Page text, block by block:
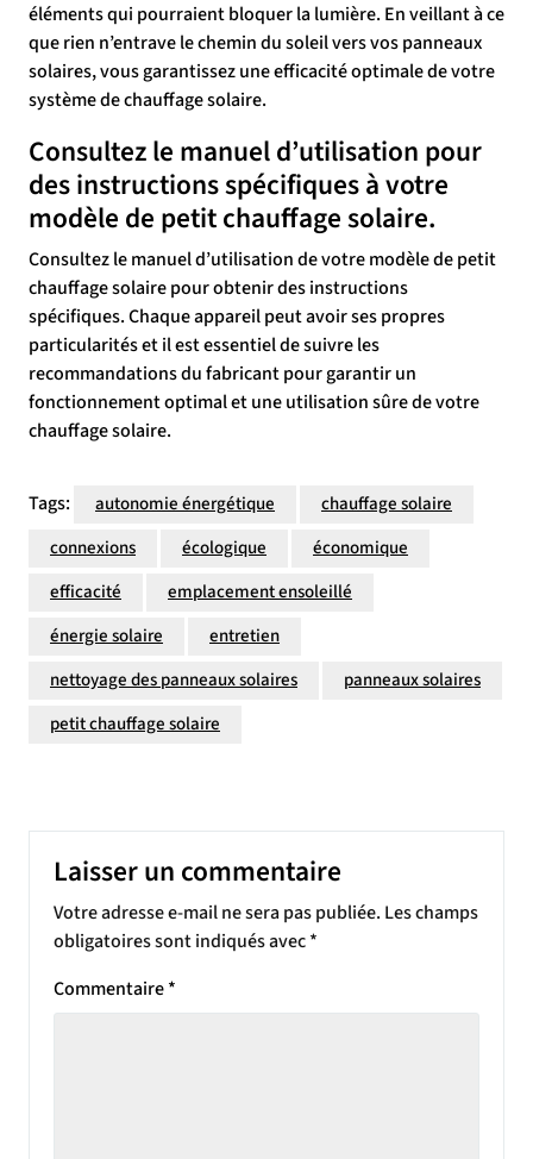
éléments qui pourraient bloquer la lumière. En veillant à ce
que rien n’entrave le chemin du soleil vers vos panneaux
solaires, vous garantissez une efficacité optimale de votre
système de chauffage solaire.
Consultez le manuel d’utilisation pour
des instructions spécifiques à votre
modèle de petit chauffage solaire.
Consultez le manuel d’utilisation de votre modèle de petit
chauffage solaire pour obtenir des instructions
spécifiques. Chaque appareil peut avoir ses propres
particularités et il est essentiel de suivre les
recommandations du fabricant pour garantir un
fonctionnement optimal et une utilisation sûre de votre
chauffage solaire.
Tags: autonomie énergétique
chauffage solaire
connexions
écologique
économique
efficacité
emplacement ensoleillé
énergie solaire
entretien
nettoyage des panneaux solaires
panneaux solaires
petit chauffage solaire
Laisser un commentaire
Votre adresse e-mail ne sera pas publiée. Les champs
obligatoires sont indiqués avec*
Commentaire*